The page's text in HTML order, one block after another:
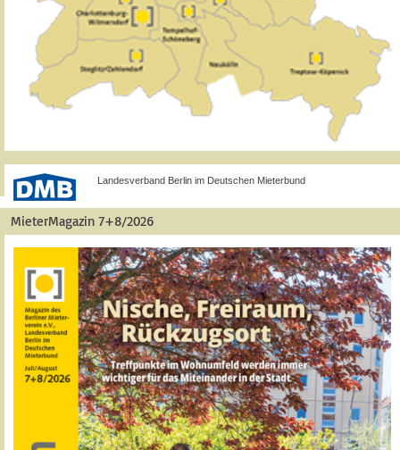
Landesverband Berlin im Deutschen Mieterbund
MieterMagazin 7+8/2026